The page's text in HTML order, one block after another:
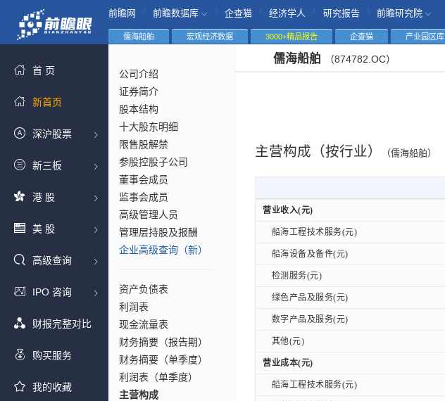
前瞻网 前瞻数据库 企查猫 经济学人 研究报告 前瞻研究院
首 页
新首页
深沪股票
新三板
港 股
美 股
高级查询
IPO 咨询
财报完整对比
购买服务
我的收藏
儒海船舶 宏观经济数据 3000+精品报告 企查猫 产业园区库
公司介绍
证券简介
股本结构
十大股东明细
限售股解禁
参股控股子公司
董事会成员
监事会成员
高级管理人员
管理层持股及报酬
企业高级查询（新）
资产负债表
利润表
现金流量表
财务摘要（报告期）
财务摘要（单季度）
利润表（单季度）
主营构成
儒海船舶 （874782.OC）
主营构成（按行业） （儒海船舶）
营业收入(元)
船海工程技术服务(元)
船海设备及备件(元)
检测服务(元)
绿色产品及服务(元)
数字产品及服务(元)
其他(元)
营业成本(元)
船海工程技术服务(元)
营业收入(元)
船海工程技术服务(元)
船海设备及备件(元)
检测服务(元)
绿色产品及服务(元)
数字产品及服务(元)
其他(元)
营业成本(元)
船海工程技术服务(元)